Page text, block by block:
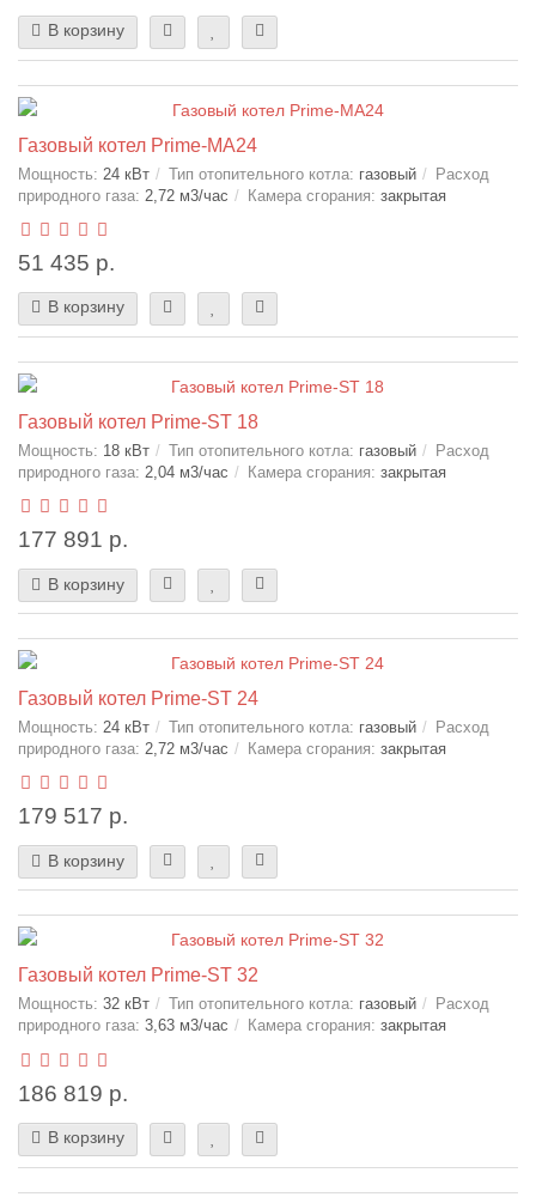
В корзину
Газовый котел Prime-MA24
Мощность: 24 кВт Тип отопительного котла: газовый
Расход
природного газа: 2,72 м3/час Камера сгорания: закрытая
51 435 р.
В корзину
Газовый котел Prime-ST 18
Мощность: 18 кВт Тип отопительного котла: газовый
Расход
природного газа: 2,04 м3/час Камера сгорания: закрытая
177 891 р.
В корзину
Газовый котел Prime-ST 24
Мощность: 24 кВт Тип отопительного котла: газовый
Расход
природного газа: 2,72 м3/час Камера сгорания: закрытая
179 517 р.
В корзину
Газовый котел Prime-ST 32
Мощность: 32 кВт Тип отопительного котла: газовый
Расход
природного газа: 3,63 м3/час Камера сгорания: закрытая
186 819 р.
В корзину